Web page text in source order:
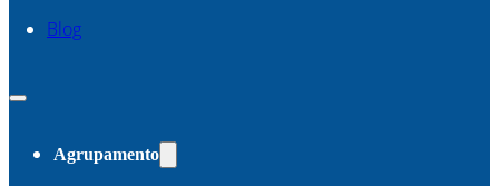
Blog
Agrupamento